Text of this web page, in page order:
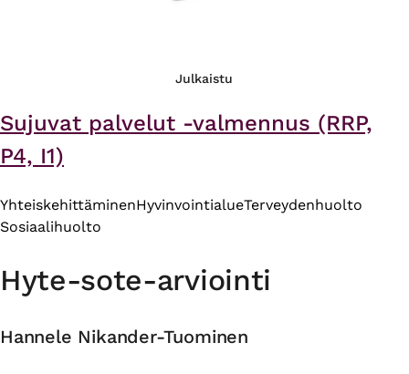
Julkaistu
Sujuvat palvelut -valmennus (RRP,
P4, I1)
YhteiskehittäminenHyvinvointialueTerveydenhuolto
Sosiaalihuolto
Hyte-sote-arviointi
Hannele Nikander-Tuominen